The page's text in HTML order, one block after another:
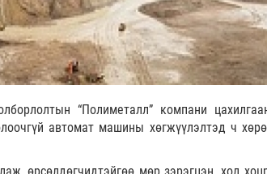
“Полиметалл” компани
автомат машины хөгжүүлэлтэд ч